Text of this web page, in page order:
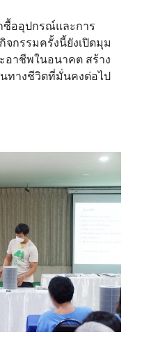
ซื้ออุปกรณ์และการ
จกรรมครั้งนี้ยังเปิดมุม
อาชีพในอนาคต สร้าง
นทางชีวิตที่มั่นคงต่อไป